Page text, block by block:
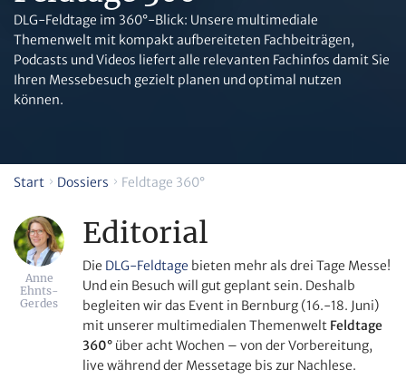
DLG-Feldtage im 360°-Blick: Unsere multimediale
Themenwelt mit kompakt aufbereiteten Fachbeiträgen,
Podcasts und Videos liefert alle relevanten Fachinfos damit Sie
Ihren Messebesuch gezielt planen und optimal nutzen
können.
Start Dossiers Feldtage 360°
Anne
Ehnts-
Gerdes
Editorial
Die DLG-Feldtage bieten mehr als drei Tage Messe!
Und ein Besuch will gut geplant sein. Deshalb
begleiten wir das Event in Bernburg (16.-18. Juni)
mit unserer multimedialen Themenwelt Feldtage
360° über acht Wochen – von der Vorbereitung,
live während der Messetage bis zur Nachlese.